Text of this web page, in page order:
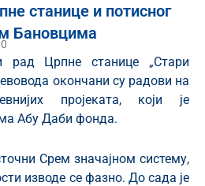
станице и потисног
Бановцима
Црпне станице „Стари
окончани су радови на
пројеката, који је
Абу Даби фонда.
Срем значајном систему,
изводе се фазно. До сада је